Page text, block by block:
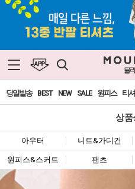
당일발송 BEST NEW SALE 원피스 티
상품
아우터 니트&가디건
원피스&스커트 팬츠